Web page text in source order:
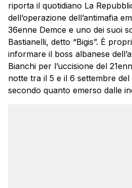
riporta il quotidiano La
dell’operazione dell’antimafia
36enne Demce e uno dei suoi
Bastianelli, detto “Bigis”. È
informare il boss albanese
Bianchi per l’uccisione del
notte tra il 5 e il 6 settembre del
secondo quanto emerso dalle